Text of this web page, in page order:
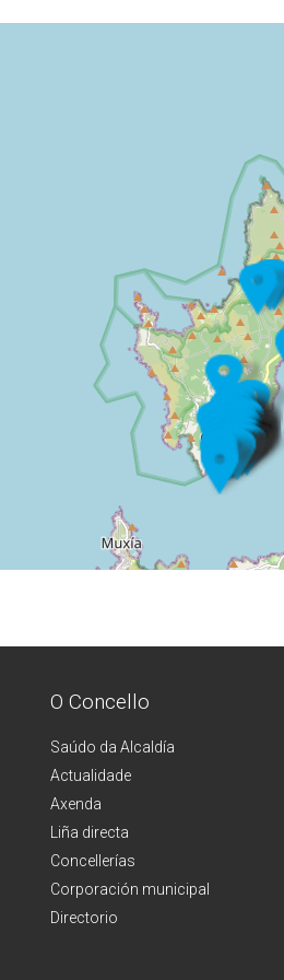
O Concello
Saúdo da Alcaldía
Actualidade
Axenda
Liña directa
Concellerías
Corporación municipal
Directorio